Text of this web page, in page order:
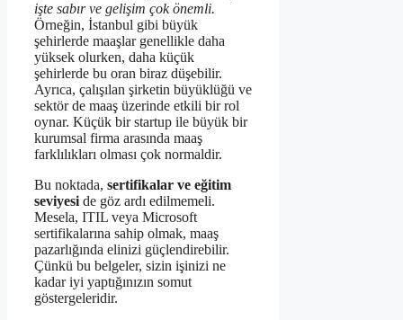
işte sabır ve gelişim çok önemli.
Örneğin, İstanbul gibi büyük
şehirlerde maaşlar genellikle daha
yüksek olurken, daha küçük
şehirlerde bu oran biraz düşebilir.
Ayrıca, çalışılan şirketin büyüklüğü ve
sektör de maaş üzerinde etkili bir rol
oynar. Küçük bir startup ile büyük bir
kurumsal firma arasında maaş
farklılıkları olması çok normaldir.
Bu noktada, sertifikalar ve eğitim
seviyesi de göz ardı edilmemeli.
Mesela, ITIL veya Microsoft
sertifikalarına sahip olmak, maaş
pazarlığında elinizi güçlendirebilir.
Çünkü bu belgeler, sizin işinizi ne
kadar iyi yaptığınızın somut
göstergeleridir.